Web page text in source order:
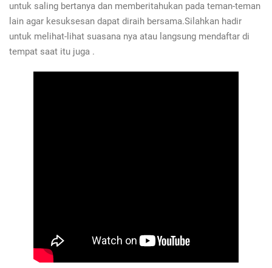
untuk saling bertanya dan memberitahukan pada teman-teman
lain agar kesuksesan dapat diraih bersama.Silahkan hadir
untuk melihat-lihat suasana nya atau langsung mendaftar di
tempat saat itu juga .